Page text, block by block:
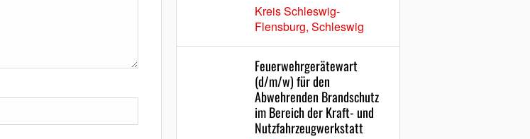
Kreis Schleswig-
Flensburg, Schleswig
Feuerwehrgerätewart
(d/m/w) für den
Abwehrenden Brandschutz
im Bereich der Kraft- und
Nutzfahrzeugwerkstatt